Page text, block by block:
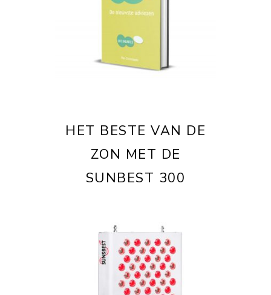
HET BESTE VAN DE
ZON MET DE
SUNBEST 300